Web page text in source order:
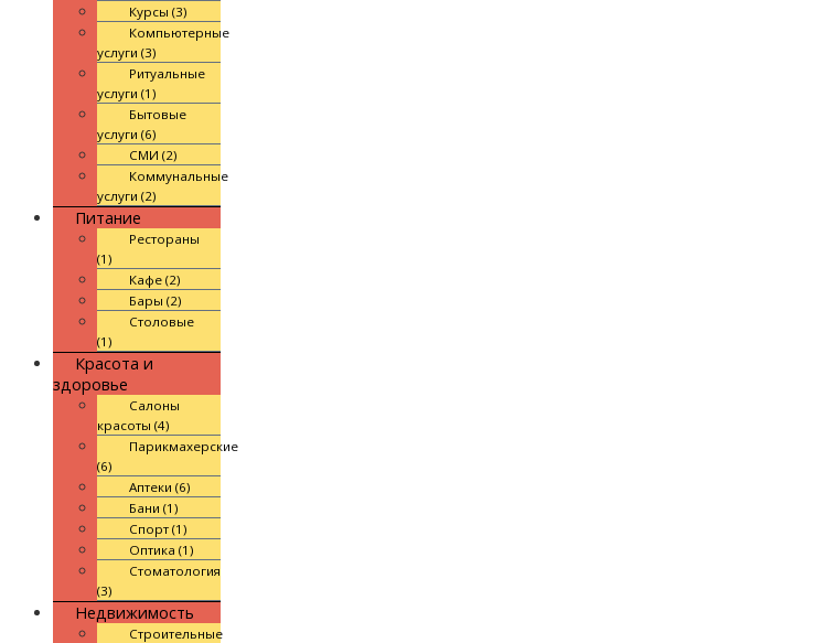
Курсы (3)
Компьютерные
услуги (3)
Ритуальные
услуги (1)
Бытовые
услуги (6)
СМИ (2)
Коммунальные
услуги (2)
Питание
Рестораны
(1)
Кафе (2)
Бары (2)
Столовые
(1)
Красота и
здоровье
Салоны
красоты (4)
Парикмахерские
(6)
Аптеки (6)
Бани (1)
Спорт (1)
Оптика (1)
Стоматология
(3)
Недвижимость
Строительные